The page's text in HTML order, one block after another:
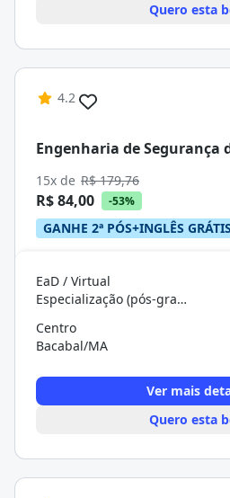
Quero esta
4.2
Engenharia de Segurança
15x de R$ 179,76
R$ 84,00 -53%
GANHE 2ª PÓS+INGLÊS GRÁTIS
EaD / Virtual
Especialização (pós-graduação)
Centro
Bacabal/MA
Ver mais
Quero esta